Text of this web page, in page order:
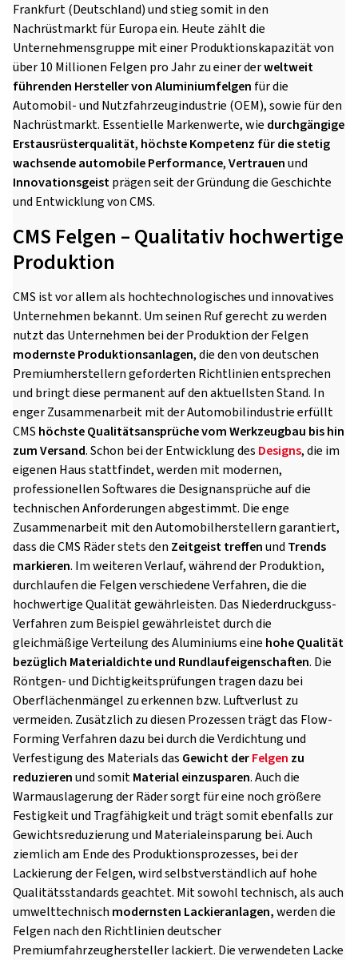
Frankfurt (Deutschland) und stieg somit in den
Nachrüstmarkt für Europa ein. Heute zählt die
Unternehmensgruppe mit einer Produktionskapazität von
über 10 Millionen Felgen pro Jahr zu einer derweltweit
führenden Hersteller von Aluminiumfelgen für die
Automobil- und Nutzfahrzeugindustrie (OEM), sowie für den
Nachrüstmarkt. Essentielle Markenwerte, wie durchgängige
Erstausrüsterqualität, höchste Kompetenz für die stetig
wachsende automobile Performance,Vertrauenund
Innovationsgeistprägen seit der Gründung die Geschichte
und Entwicklung von CMS.
CMS Felgen – Qualitativ hochwertige
Produktion
CMS ist vor allem als hochtechnologisches und innovatives
Unternehmen bekannt. Um seinen Ruf gerecht zu werden
nutzt das Unternehmen bei der Produktion der Felgen
modernste Produktionsanlagen, die den von deutschen
Premiumherstellern geforderten Richtlinien entsprechen
und bringt diese permanent auf den aktuellsten Stand. In
enger Zusammenarbeit mit der Automobilindustrie erfüllt
CMS höchste Qualitätsansprüche vom Werkzeugbau bis hin
zum Versand. Schon bei der Entwicklung des Designs, die im
eigenen Haus stattfindet, werden mit modernen,
professionellen Softwares die Designansprüche auf die
technischen Anforderungen abgestimmt. Die enge
Zusammenarbeit mit den Automobilherstellern garantiert,
dass die CMS Räder stets den Zeitgeist treffenund Trends
markieren. Im weiteren Verlauf, während der Produktion,
durchlaufen die Felgen verschiedene Verfahren, die die
hochwertige Qualität gewährleisten. Das Niederdruckguss-
Verfahren zum Beispiel gewährleistet durch die
gleichmäßige Verteilung des Aluminiums eine hohe Qualität
bezüglich Materialdichte und Rundlaufeigenschaften. Die
Röntgen- und Dichtigkeitsprüfungen tragen dazu bei
Oberflächenmängel zu erkennen bzw. Luftverlust zu
vermeiden. Zusätzlich zu diesen Prozessen trägt das Flow-
Forming Verfahren dazu bei durch die Verdichtung und
Verfestigung des Materials das Gewicht derFelgen zu
reduzierenund somitMaterial einzusparen. Auch die
Warmauslagerung der Räder sorgt für eine noch größere
Festigkeit und Tragfähigkeit und trägt somit ebenfalls zur
Gewichtsreduzierung und Materialeinsparung bei. Auch
ziemlich am Ende des Produktionsprozesses, bei der
Lackierung der Felgen, wird selbstverständlich auf hohe
Qualitätsstandards geachtet. Mit sowohl technisch, als auch
umwelttechnisch modernsten Lackieranlagen,werden die
Felgen nach den Richtlinien deutscher
Premiumfahrzeughersteller lackiert. Die verwendeten Lacke